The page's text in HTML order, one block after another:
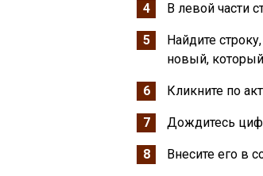
В левой части
Найдите
новый,
Кликните по
Дождитесь
Внесите его в